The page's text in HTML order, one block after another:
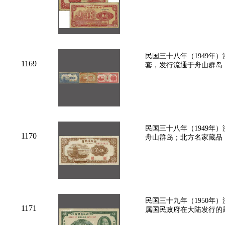
1169
民国三十八年（1949年
套，发行流通于舟山群
1170
民国三十八年（1949年
舟山群岛；北方名家藏品
1171
民国三十九年（1950年
属国民政府在大陆发行